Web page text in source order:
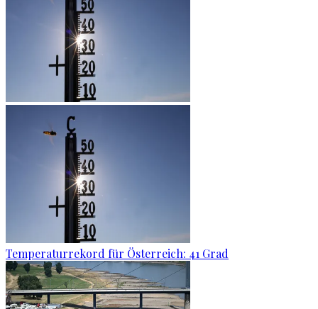
Temperaturrekord für Österreich: 41 Grad